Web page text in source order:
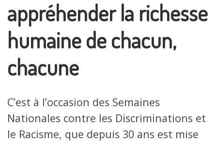
appréhender la richesse
humaine de chacun,
chacune
C’est à l’occasion des Semaines
Nationales contre les Discriminations et
le Racisme, que depuis 30 ans est mise